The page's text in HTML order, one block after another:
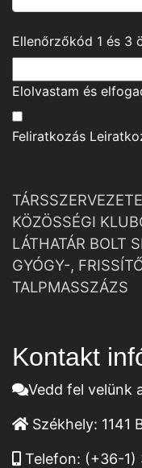
Ellenőrzőkód 1 és 3
Elolvastam és
Feliratkozás
KÖZÖSSÉGI
LÁTHATÁR BOLT
GYÓGY-,
TALPMASSZÁZS
Kontakt
Vedd fel velünk
Székhely: 1141
Telefon: (+36-1)